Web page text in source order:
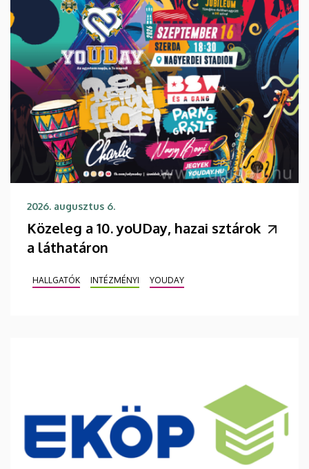
2026. augusztus 6.
Közeleg a 10. yoUDay, hazai sztárok
a láthatáron
HALLGATÓK INTÉZMÉNYI YOUDAY